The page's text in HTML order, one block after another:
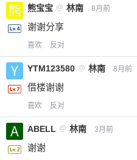
熊宝宝 @ 林南 8月前
谢谢分享
喜欢 反对
YTM123580 @ 林南 8月前
借楼谢谢
喜欢 反对
ABELL @ 林南 3月前
谢谢